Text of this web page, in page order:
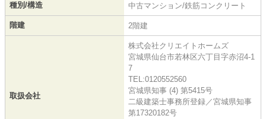
種別/構造 中古マンション/鉄筋コンクリート
階建 2階建
取扱会社
株式会社クリエイトホームズ
宮城県仙台市若林区六丁目字赤沼4-1
7
TEL:0120552560
宮城県知事 (4) 第5415号
二級建築士事務所登録／宮城県知事
第17320182号